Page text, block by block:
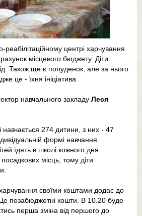
центрі харчування
рахунок місцевого бюджету. Діти
Також ще є полуденок, але за нього
це - їхня ініціатива.
навчального закладу Леся
навчається 274 дитини, з них - 47
формі навчання.
їдять в школі кожного дня.
місць, тому діти
своїми коштами додає до
позабюджетні кошти. В 10.20 буде
перша зміна від першого до